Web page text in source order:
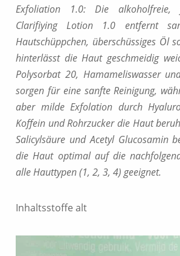
Exfoliation 1.0: Die alkoholfreie,
Clarifiying Lotion 1.0 entfernt
Hautschüppchen, überschüssiges Öl
hinterlässt die Haut geschmeidig
Polysorbat 20, Hamameliswasser
sorgen für eine sanfte Reinigung,
aber milde Exfolation durch
Koffein und Rohrzucker die Haut
Salicylsäure und Acetyl Glucosamin
die Haut optimal auf die
alle Hauttypen (1, 2, 3, 4) geeignet.
Inhaltsstoffe alt